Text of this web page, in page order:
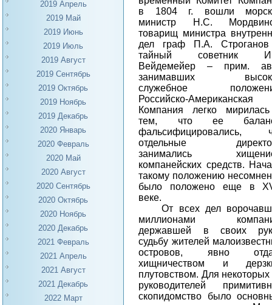
2019 Апрель
2019 Май
2019 Июнь
2019 Июль
2019 Август
2019 Сентябрь
2019 Октябрь
2019 Ноябрь
2019 Декабрь
2020 Январь
2020 Февраль
2020 Май
2020 Август
2020 Сентябрь
2020 Октябрь
2020 Ноябрь
2020 Декабрь
2021 Февраль
2021 Апрель
2021 Август
2021 Декабрь
2022 Март
в 1804 г. вошли
министр Н.С.
товарищ министра
дел граф П.А.
тайный советник
Вейдемейер – прим.
занимавших
служебное
Российско-Американская
Компания легко
тем, что ее
фальсифицировались,
отдельные
занимались
компанейских средств.
такому положению
было положено еще в
веке.
От всех дел
миллионами
державшей в своих
судьбу жителей
островов, явно
хищничеством и
плутовством. Для некоторых
руководителей
скопидомство было